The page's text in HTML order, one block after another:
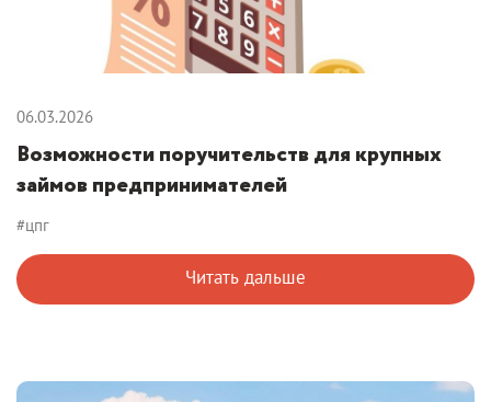
06.03.2026
Возможности поручительств для крупных
займов предпринимателей
#цпг
Читать дальше